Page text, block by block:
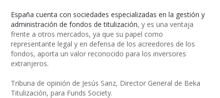
España cuenta con sociedades especializadas en la gestión y
administración de fondos de titulización, y es una ventaja
frente a otros mercados, ya que su papel como
representante legal y en defensa de los acreedores de los
fondos, aporta un valor reconocido para los inversores
extranjeros.
Tribuna de opinión de Jesús Sanz, Director General de Beka
Titulización, para Funds Society.